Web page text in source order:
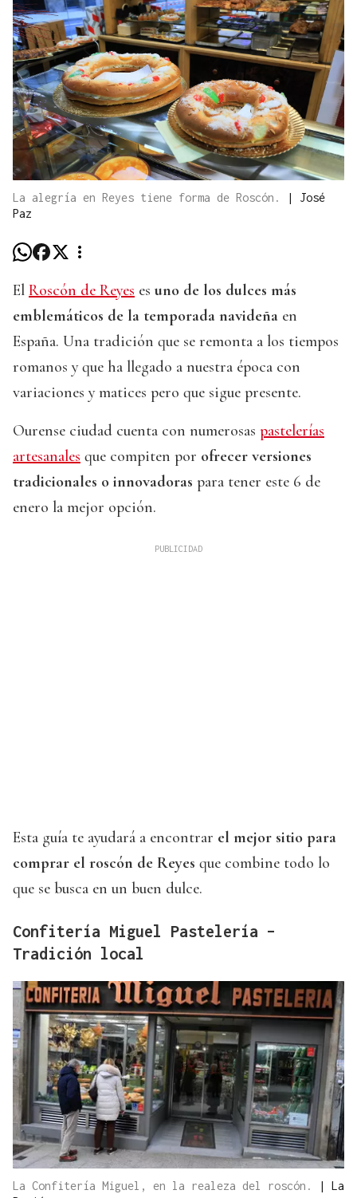
La alegría en Reyes tiene forma de Roscón. | José
Paz
El Roscón de Reyes es uno de los dulces más
emblemáticos de la temporada navideña en
España. Una tradición que se remonta a los tiempos
romanos y que ha llegado a nuestra época con
variaciones y matices pero que sigue presente.
Ourense ciudad cuenta con numerosas pastelerías
artesanales que compiten por ofrecer versiones
tradicionales o innovadoras para tener este 6 de
enero la mejor opción.
Esta guía te ayudará a encontrar el mejor sitio para
comprar el roscón de Reyes que combine todo lo
que se busca en un buen dulce.
Confitería Miguel Pastelería –
Tradición local
La Confitería Miguel, en la realeza del roscón. | La